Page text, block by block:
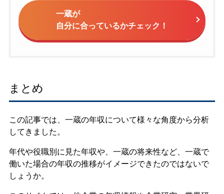
一蔵が
自分に合っているかチェック！
まとめ
この記事では、一蔵の年収について様々な角度から分析
してきました。
年代や役職別に見た年収や、一蔵の将来性など、一蔵で
働いた場合の年収の推移がイメージできたのではないで
しょうか。